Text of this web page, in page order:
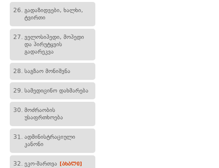
26. გადაზიდვები, ხალხი,
ტვირთი
27. ველოსიპედი, მოპედი
და პირუტყვის
გადარეკვა
28. საგზაო მონიშვნა
29. სამედიცინო დახმარება
30. მოძრაობის
უსაფრთხოება
31. ადმინისტრაციული
კანონი
32. ეკო-მართვა [ახალი]